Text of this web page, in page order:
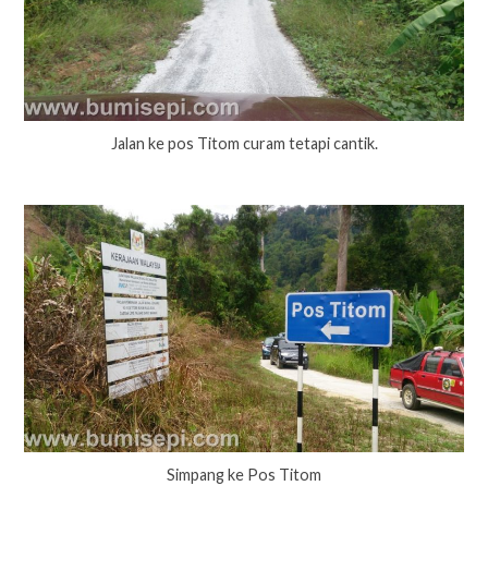
Jalan ke pos Titom curam tetapi cantik.
Simpang ke Pos Titom